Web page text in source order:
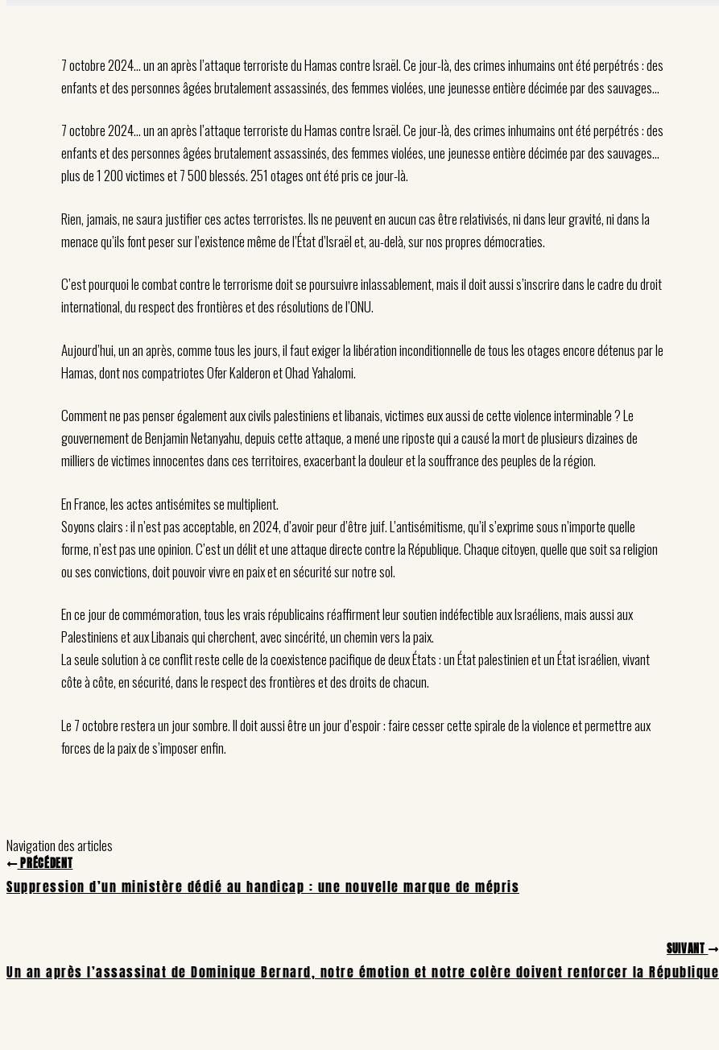
7 octobre 2024… un an après l’attaque terroriste du Hamas contre Israël. Ce jour-là, des crimes inhumains ont été perpétrés : des
enfants et des personnes âgées brutalement assassinés, des femmes violées, une jeunesse entière décimée par des sauvages…
7 octobre 2024… un an après l’attaque terroriste du Hamas contre Israël. Ce jour-là, des crimes inhumains ont été perpétrés : des
enfants et des personnes âgées brutalement assassinés, des femmes violées, une jeunesse entière décimée par des sauvages…
plus de 1 200 victimes et 7 500 blessés. 251 otages ont été pris ce jour-là.
Rien, jamais, ne saura justifier ces actes terroristes. Ils ne peuvent en aucun cas être relativisés, ni dans leur gravité, ni dans la
menace qu’ils font peser sur l’existence même de l’État d’Israël et, au-delà, sur nos propres démocraties.
C’est pourquoi le combat contre le terrorisme doit se poursuivre inlassablement, mais il doit aussi s’inscrire dans le cadre du droit
international, du respect des frontières et des résolutions de l’ONU.
Aujourd’hui, un an après, comme tous les jours, il faut exiger la libération inconditionnelle de tous les otages encore détenus par le
Hamas, dont nos compatriotes Ofer Kalderon et Ohad Yahalomi.
Comment ne pas penser également aux civils palestiniens et libanais, victimes eux aussi de cette violence interminable ? Le
gouvernement de Benjamin Netanyahu, depuis cette attaque, a mené une riposte qui a causé la mort de plusieurs dizaines de
milliers de victimes innocentes dans ces territoires, exacerbant la douleur et la souffrance des peuples de la région.
En France, les actes antisémites se multiplient.
Soyons clairs : il n’est pas acceptable, en 2024, d’avoir peur d’être juif. L’antisémitisme, qu’il s’exprime sous n’importe quelle
forme, n’est pas une opinion. C’est un délit et une attaque directe contre la République. Chaque citoyen, quelle que soit sa religion
ou ses convictions, doit pouvoir vivre en paix et en sécurité sur notre sol.
En ce jour de commémoration, tous les vrais républicains réaffirment leur soutien indéfectible aux Israéliens, mais aussi aux
Palestiniens et aux Libanais qui cherchent, avec sincérité, un chemin vers la paix.
La seule solution à ce conflit reste celle de la coexistence pacifique de deux États : un État palestinien et un État israélien, vivant
côte à côte, en sécurité, dans le respect des frontières et des droits de chacun.
Le 7 octobre restera un jour sombre. Il doit aussi être un jour d’espoir : faire cesser cette spirale de la violence et permettre aux
forces de la paix de s’imposer enfin.
Navigation des articles
PRÉCÉDENT
Suppression d’un ministère dédié au handicap : une nouvelle marque de mépris
SUIVANT
Un an après l’assassinat de Dominique Bernard, notre émotion et notre colère doivent renforcer la République